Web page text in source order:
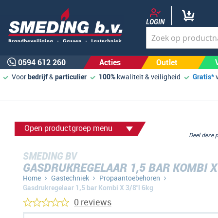
LOGIN
0594 612 260 Acties Outlet
Voorbedrijf&particulier 100% kwaliteit & veiligheid Gratis*
Open productgroep menu
SMEDING BV
GASDRUKREGELAAR 1,5 BAR KOMBI
Home Gastechniek
Propaantoebehoren
Gasdrukregelaar 1,5 bar Kombi X 3/8"l 6kg
Deel
0 reviews